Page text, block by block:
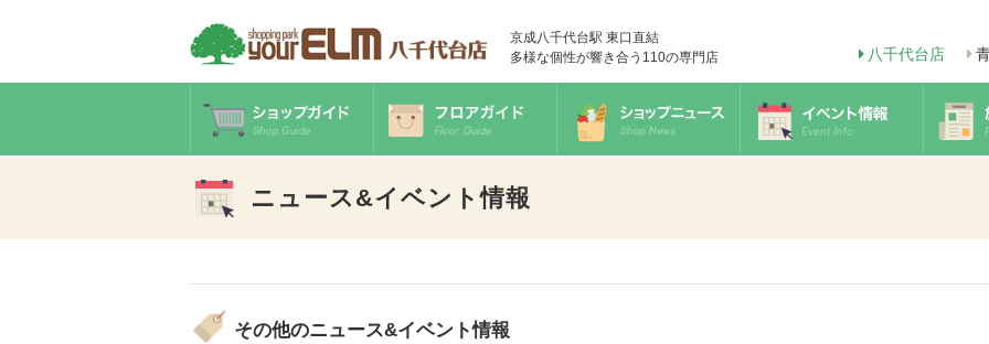
京成八千代台駅 東口直結
多様な個性が響き合う110の専門店
八千代台店
ニュース&イベント情報
その他のニュース&イベント情報